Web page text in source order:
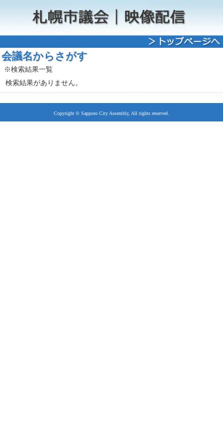
会議名からさがす
※検索結果一覧
検索結果がありません。
Copyright © Sapporo City Assembly, All rights reserved.